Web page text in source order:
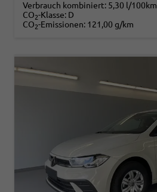
Verbrauch kombiniert: 5,30 l/100km
CO2-Klasse: D
CO2-Emissionen: 121,00 g/km